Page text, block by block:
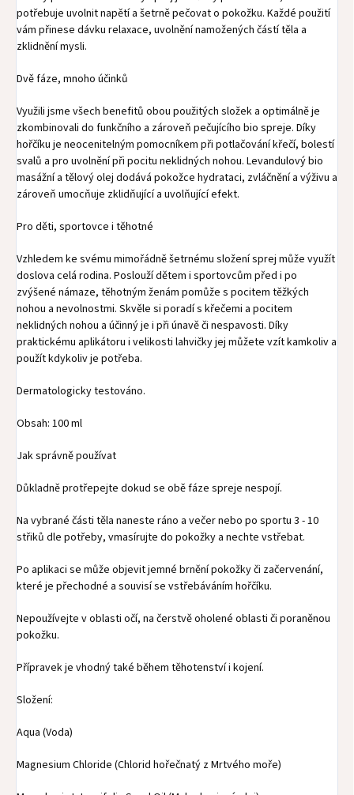
potřebuje uvolnit napětí a šetrně pečovat o pokožku. Každé použití
vám přinese dávku relaxace, uvolnění namožených částí těla a
zklidnění mysli.
Dvě fáze, mnoho účinků
Využili jsme všech benefitů obou použitých složek a optimálně je
zkombinovali do funkčního a zároveň pečujícího bio spreje. Díky
hořčíku je neocenitelným pomocníkem při potlačování křečí, bolestí
svalů a pro uvolnění při pocitu neklidných nohou. Levandulový bio
masážní a tělový olej dodává pokožce hydrataci, zvláčnění a výživu a
zároveň umocňuje zklidňující a uvolňující efekt.
Pro děti, sportovce i těhotné
Vzhledem ke svému mimořádně šetrnému složení sprej může využít
doslova celá rodina. Poslouží dětem i sportovcům před i po
zvýšené námaze, těhotným ženám pomůže s pocitem těžkých
nohou a nevolnostmi. Skvěle si poradí s křečemi a pocitem
neklidných nohou a účinný je i při únavě či nespavosti. Díky
praktickému aplikátoru i velikosti lahvičky jej můžete vzít kamkoliv a
použít kdykoliv je potřeba.
Dermatologicky testováno.
Obsah: 100 ml
Jak správně používat
Důkladně protřepejte dokud se obě fáze spreje nespojí.
Na vybrané části těla naneste ráno a večer nebo po sportu 3 - 10
střiků dle potřeby, vmasírujte do pokožky a nechte vstřebat.
Po aplikaci se může objevit jemné brnění pokožky či začervenání,
které je přechodné a souvisí se vstřebáváním hořčíku.
Nepoužívejte v oblasti očí, na čerstvě oholené oblasti či poraněnou
pokožku.
Přípravek je vhodný také během těhotenství i kojení.
Složení:
Aqua (Voda)
Magnesium Chloride (Chlorid hořečnatý z Mrtvého moře)